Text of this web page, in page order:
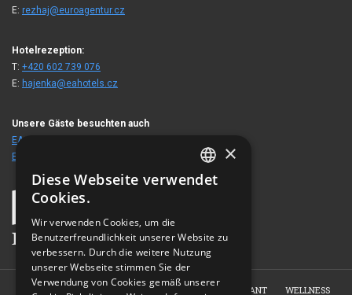
E: rezhaj@euroagentur.cz
Hotelrezeption:
T: +420 602 739 076
E: hajenka@eahotels.cz
Unsere Gäste besuchten auch
EA Berghotel Hajenka
EA Schlosshotel Hruba Skala
HOME ÜBER UNS APPARTEMENTS RESTAURANT
WELLNESS
CZECH
GERMAN
×
Diese Webseite verwendet
Cookies.
Wir verwenden Cookies, um die
Benutzerfreundlichkeit unserer Website zu
verbessern. Durch die weitere Nutzung
unserer Webseite stimmen Sie der
Verwendung von Cookies gemäß unserer